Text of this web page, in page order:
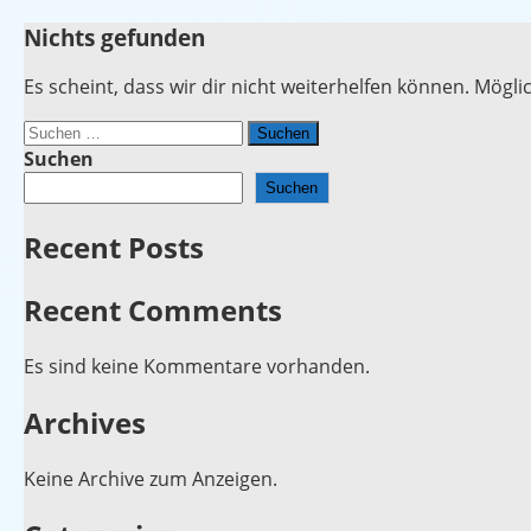
Zum
springen
House of Filtration – Learn about filtration
Explore our filtration solutions: Air, liquid, water
Nichts gefunden
Es scheint, dass wir dir nicht weiterhelfen können.
Suche
nach:
Suchen
Suchen
Recent Posts
Recent Comments
Es sind keine Kommentare vorhanden.
Archives
Keine Archive zum Anzeigen.